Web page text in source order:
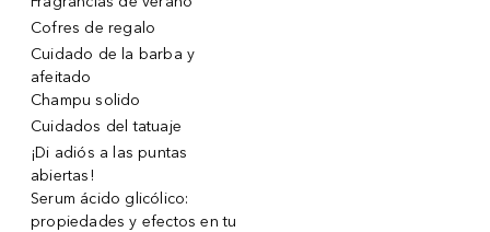
Cofres de regalo
Cuidado de la barba y
afeitado
Champu solido
Cuidados del tatuaje
¡Di adiós a las puntas
abiertas!
Serum ácido glicólico:
propiedades y efectos en tu